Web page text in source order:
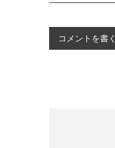
コメントを書く